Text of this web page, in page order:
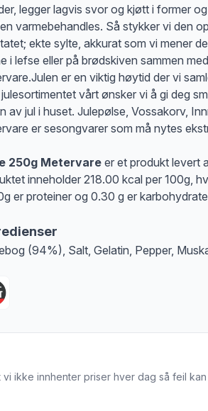
legger lagvis svor og kjøtt i former
varmebehandles. Så stykker vi den
ekte sylte, akkurat som vi mener
i lefse eller på brødskiven sammen
er en viktig høytid der vi
vårt ønsker vi å gi deg
av jul i huset. Julepølse, Vossakorv,
er sesongvarer som må nytes
250g Metervare er et produkt levert
inneholder 218.00 kcal per 100g,
er proteiner og 0.30 g er
(94%), Salt, Gelatin, Pepper,
ikke innhenter priser hver dag så feil